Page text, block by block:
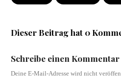
Dieser Beitrag hat 0
Schreibe einen Kommentar
Deine E-Mail-Adresse wird nicht